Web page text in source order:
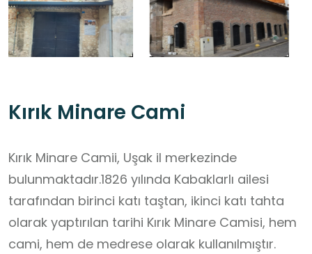
Kırık Minare Cami
Kırık Minare Camii, Uşak il merkezinde
bulunmaktadır.1826 yılında Kabaklarlı ailesi
tarafından birinci katı taştan, ikinci katı tahta
olarak yaptırılan tarihi Kırık Minare Camisi, hem
cami, hem de medrese olarak kullanılmıştır.